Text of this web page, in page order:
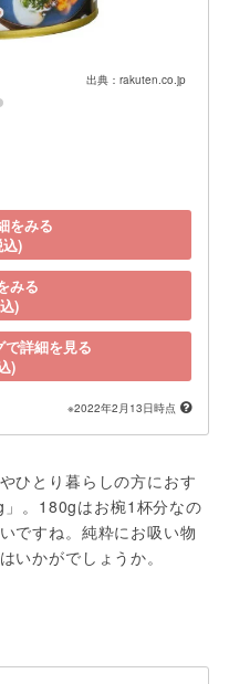
出典：rakuten.co.jp
をみる
)
みる
)
詳細を見る
)
※2022年2月13日時点
ひとり暮らしの方におす
。180gはお椀1杯分なの
ですね。純粋にお吸い物
いかがでしょうか。